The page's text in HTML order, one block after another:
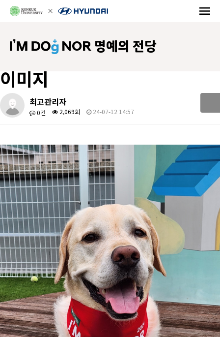
NOR 명예의 전당
이미지
최고관리자
0건 2,069회 24-07-12 14:57